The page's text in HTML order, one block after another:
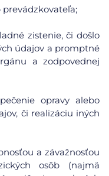
zistenie, či došlo
údajov a promptné
a zodpovednej
opravy alebo
či realizáciu iných
a závažnosťou
osôb (najmä